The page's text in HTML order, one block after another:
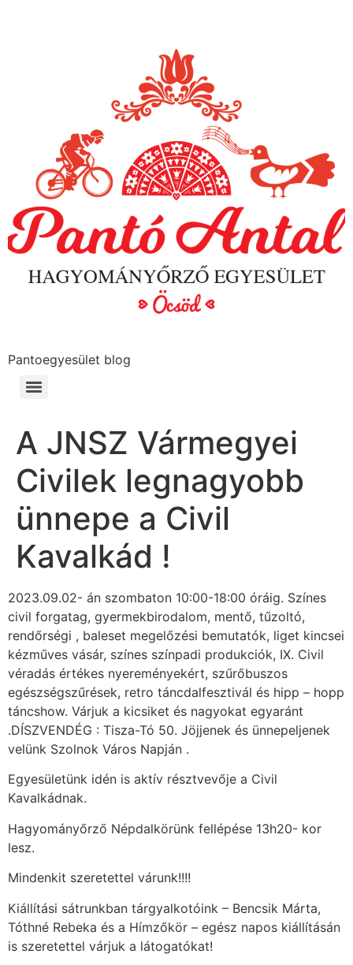
Pantoegyesület blog
A JNSZ Vármegyei
Civilek legnagyobb
ünnepe a Civil
Kavalkád !
2023.09.02- án szombaton 10:00-18:00 óráig. Színes
civil forgatag, gyermekbirodalom, mentő, tűzoltó,
rendőrségi , baleset megelőzési bemutatók, liget kincsei
kézműves vásár, színes színpadi produkciók, IX. Civil
véradás értékes nyereményekért, szűrőbuszos
egészségszűrések, retro táncdalfesztivál és hipp – hopp
táncshow. Várjuk a kicsiket és nagyokat egyaránt
.DÍSZVENDÉG : Tisza-Tó 50. Jöjjenek és ünnepeljenek
velünk Szolnok Város Napján .
Egyesületünk idén is aktív résztvevője a Civil
Kavalkádnak.
Hagyományőrző Népdalkörünk fellépése 13h20- kor
lesz.
Mindenkit szeretettel várunk!!!!
Kiállítási sátrunkban tárgyalkotóink – Bencsik Márta,
Tóthné Rebeka és a Hímzőkör – egész napos kiállításán
is szeretettel várjuk a látogatókat!